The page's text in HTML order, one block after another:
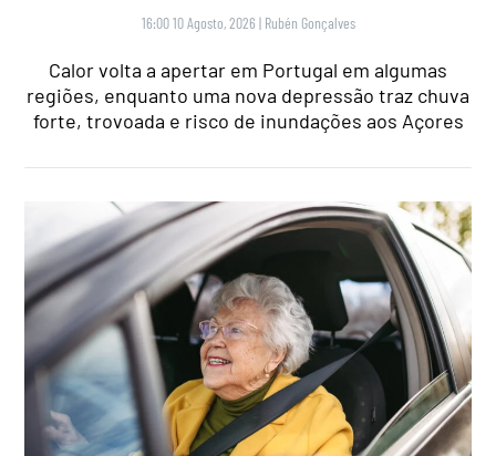
16:00 10 Agosto, 2026 | Rubén Gonçalves
Calor volta a apertar em Portugal em algumas
regiões, enquanto uma nova depressão traz chuva
forte, trovoada e risco de inundações aos Açores